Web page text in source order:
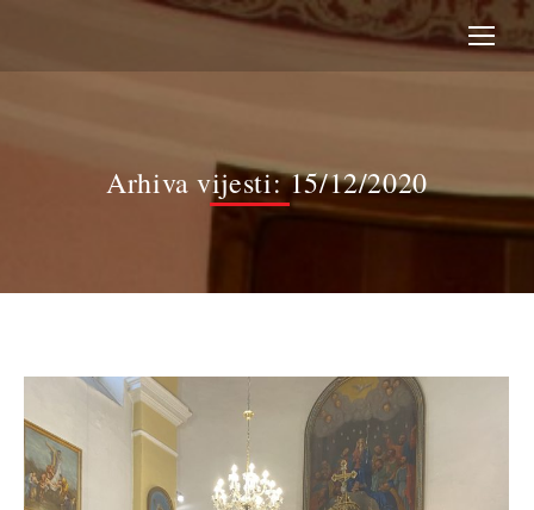
Arhiva vijesti:15/12/2020